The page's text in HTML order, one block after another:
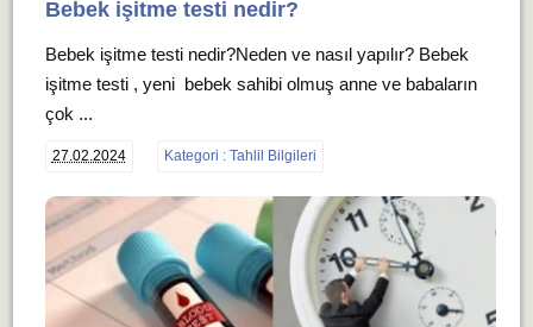
Bebek işitme testi nedir?
Bebek işitme testi nedir?Neden ve nasıl yapılır? Bebek
işitme testi , yeni bebek sahibi olmuş anne ve babaların
çok ...
27.02.2024 Kategori : Tahlil Bilgileri